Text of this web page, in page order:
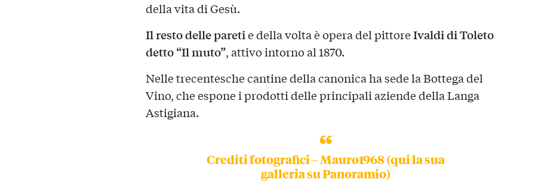
della vita di Gesù.
Il resto delle paretie della volta è opera del pittoreIvaldi di Toleto
detto “Il muto”, attivo intorno al 1870.
Nelle trecentesche cantine della canonica ha sede la Bottega del
Vino, che espone i prodotti delle principali aziende della Langa
Astigiana.
Crediti fotografici –Mauro1968 (qui la sua
galleria su Panoramio)